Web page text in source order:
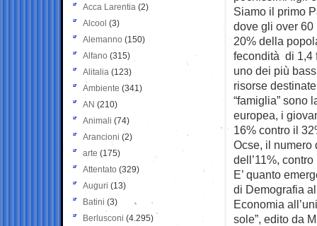
Siamo il primo
dove gli over
20% della
fecondità di 1,4
uno dei più
risorse
“famiglia” sono
europea, i
16% contro il
Ocse, il
dell’11%,
E’ quanto
di Demografia
Economia
sole”, edito da
Acca Larentia (2)
Alcool (3)
Alemanno (150)
Alfano (315)
Alitalia (123)
Ambiente (341)
AN (210)
Animali (74)
Arancioni (2)
arte (175)
Attentato (329)
Auguri (13)
Batini (3)
Berlusconi (4.295)